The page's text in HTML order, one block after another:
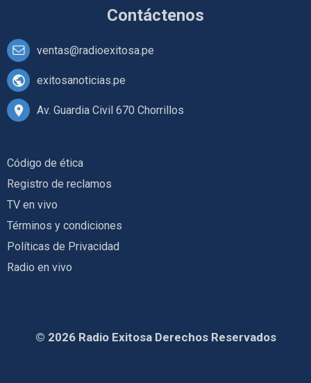
Contáctenos
ventas@radioexitosa.pe
exitosanoticias.pe
Av. Guardia Civil 670 Chorrillos
Código de ética
Registro de reclamos
TV en vivo
Términos y condiciones
Políticas de Privacidad
Radio en vivo
© 2026 Radio Exitosa Derechos Reservados